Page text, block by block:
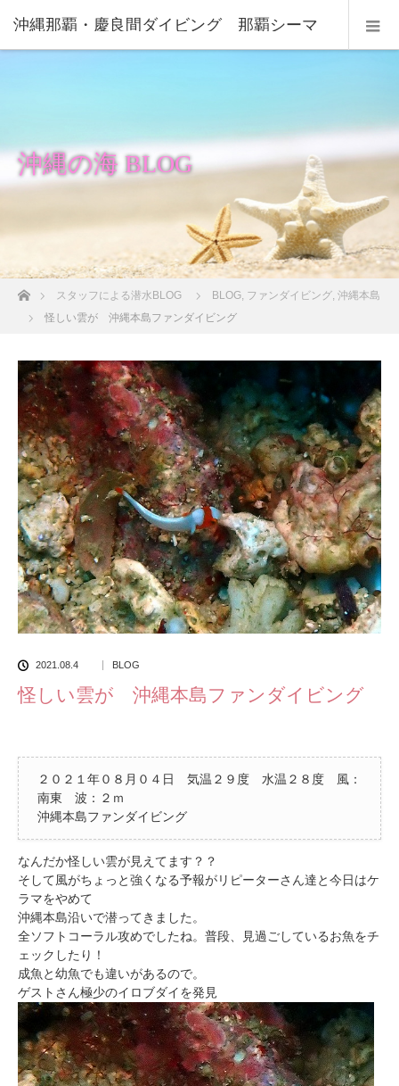
沖縄那覇・慶良間ダイビング 那覇シーマ
沖縄の海 BLOG
ホームスタッフによる潜水BLOG BLOG, ファンダイビング, 沖縄本島
怪しい雲が 沖縄本島ファンダイビング
2021.08.4 BLOG
怪しい雲が 沖縄本島ファンダイビング
２０２１年０８月０４日 気温２９度 水温２８度 風：
南東 波：２ｍ
沖縄本島ファンダイビング
なんだか怪しい雲が見えてます？？
そして風がちょっと強くなる予報がリピーターさん達と今日はケ
ラマをやめて
沖縄本島沿いで潜ってきました。
全ソフトコーラル攻めでしたね。普段、見過ごしているお魚をチ
ェックしたり！
成魚と幼魚でも違いがあるので。
ゲストさん極少のイロブダイを発見